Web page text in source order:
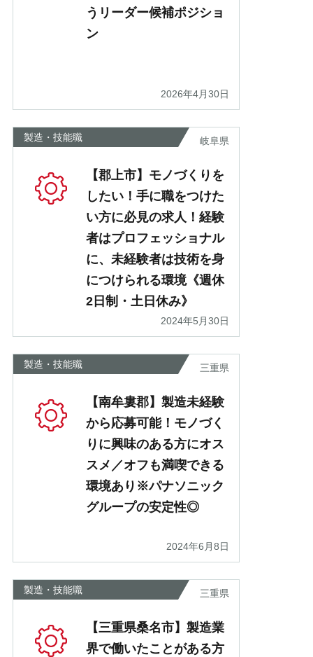
うリーダー候補ポジショ
ン
2026年4月30日
製造・技能職 岐阜県
【郡上市】モノづくりを
したい！手に職をつけた
い方に必見の求人！経験
者はプロフェッショナル
に、未経験者は技術を身
につけられる環境《週休
2日制・土日休み》
2024年5月30日
製造・技能職 三重県
【南牟婁郡】製造未経験
から応募可能！モノづく
りに興味のある方にオス
スメ／オフも満喫できる
環境あり※パナソニック
グループの安定性◎
2024年6月8日
製造・技能職 三重県
【三重県桑名市】製造業
界で働いたことがある方